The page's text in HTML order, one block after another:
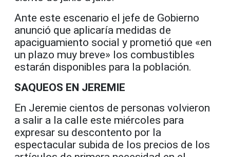
Ante este escenario el jefe de Gobierno
anunció que aplicaría medidas de
apaciguamiento social y prometió que «en
un plazo muy breve» los combustibles
estarán disponibles para la población.
SAQUEOS EN JEREMIE
En Jeremie cientos de personas volvieron
a salir a la calle este miércoles para
expresar su descontento por la
espectacular subida de los precios de los